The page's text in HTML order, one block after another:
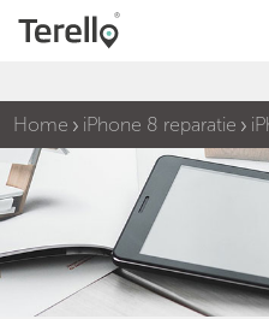
Home
iPhone 8 reparatie